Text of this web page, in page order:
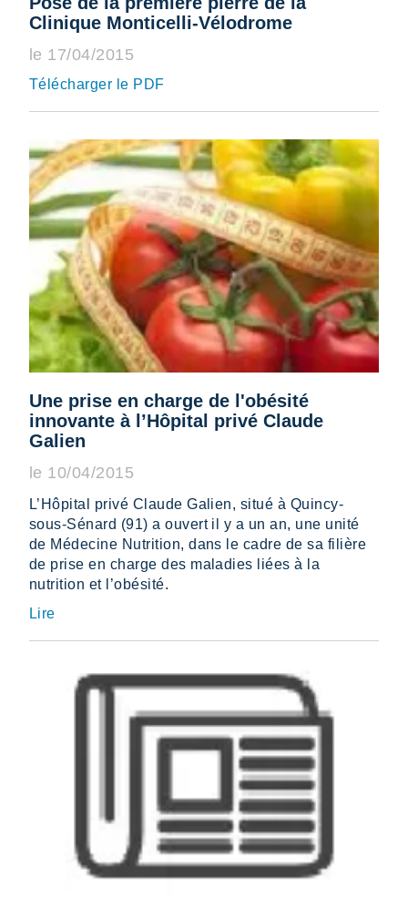
Clinique Monticelli-Vélodrome
le 17/04/2015
Télécharger le PDF
Une prise en charge de l'obésité
innovante à l’Hôpital privé Claude
Galien
le 10/04/2015
L’Hôpital privé Claude Galien, situé à Quincy-
sous-Sénard (91) a ouvert il y a un an, une unité
de Médecine Nutrition, dans le cadre de sa filière
de prise en charge des maladies liées à la
nutrition et l’obésité.
Lire